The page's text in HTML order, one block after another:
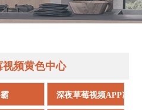
频黄色中心
深夜草莓视频APP凉霸